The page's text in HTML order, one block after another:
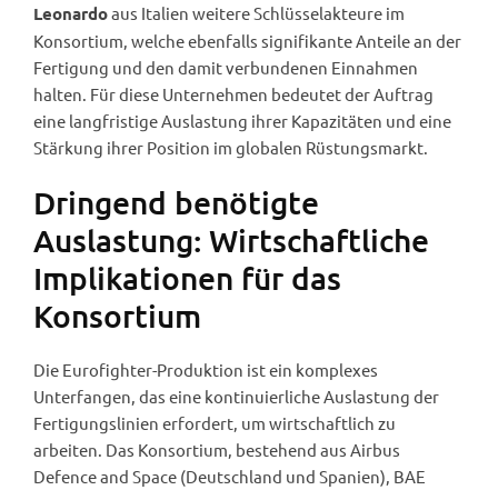
Leonardoaus Italien weitere Schlüsselakteure im
Konsortium, welche ebenfalls signifikante Anteile an der
Fertigung und den damit verbundenen Einnahmen
halten. Für diese Unternehmen bedeutet der Auftrag
eine langfristige Auslastung ihrer Kapazitäten und eine
Stärkung ihrer Position im globalen Rüstungsmarkt.
Dringend benötigte
Auslastung: Wirtschaftliche
Implikationen für das
Konsortium
Die Eurofighter-Produktion ist ein komplexes
Unterfangen, das eine kontinuierliche Auslastung der
Fertigungslinien erfordert, um wirtschaftlich zu
arbeiten. Das Konsortium, bestehend aus Airbus
Defence and Space (Deutschland und Spanien), BAE